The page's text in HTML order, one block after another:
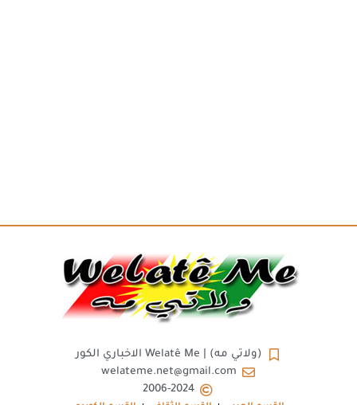
(ولاتي مه) | Welatê Me الاخباري الكور
welateme.net@gmail.com
2006-2024